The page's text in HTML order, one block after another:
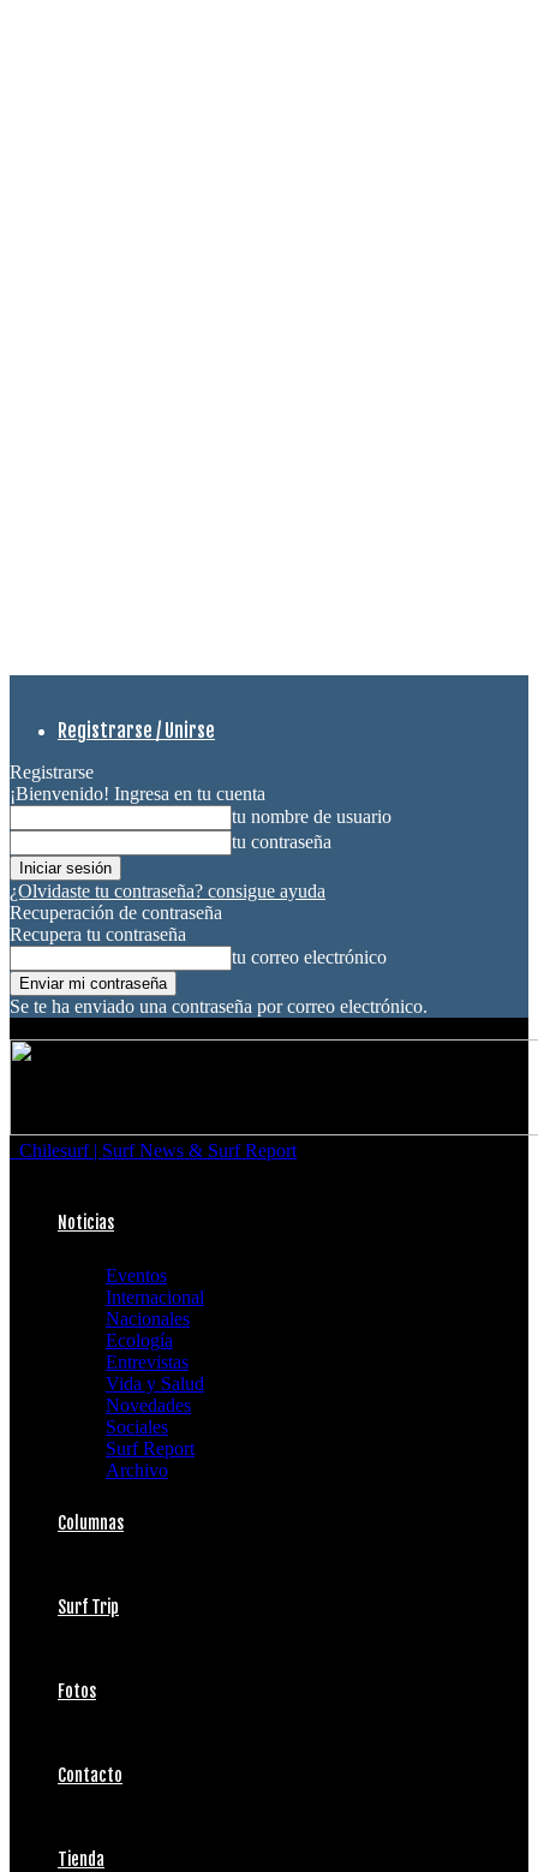
Registrarse / Unirse
Registrarse
¡Bienvenido! Ingresa en tu cuenta
tu nombre de usuario
tu contraseña
¿Olvidaste tu contraseña? consigue ayuda
Recuperación de contraseña
Recupera tu contraseña
tu correo electrónico
Se te ha enviado una contraseña por correo electrónico.
Chilesurf | Surf News & Surf Report
Noticias
Eventos
Internacional
Nacionales
Ecología
Entrevistas
Vida y Salud
Novedades
Sociales
Surf Report
Archivo
Columnas
Surf Trip
Fotos
Contacto
Tienda